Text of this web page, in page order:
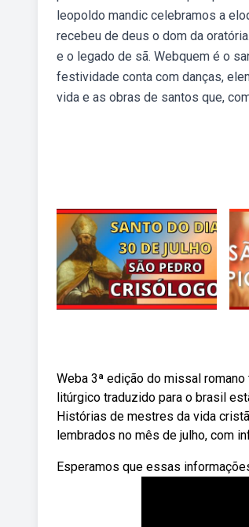
leopoldo mandic celebramos a
recebeu de deus o dom da
e o legado de sã. Webquem é o
festividade conta com danças,
vida e as obras de santos que,
Weba 3ª edição do missal
litúrgico traduzido para o brasil
Histórias de mestres da vida
lembrados no mês de julho, com
Esperamos que essas